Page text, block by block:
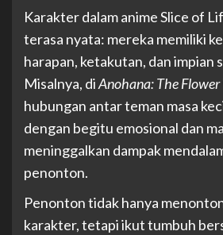
Karakter dalam anime Slice of
terasa nyata: mereka memiliki
harapan, ketakutan, dan impian
Misalnya, diAnohana: The
hubungan antar teman masa
dengan begitu emosional dan
meninggalkan dampak
penonton.
Penonton tidak hanya
karakter, tetapi ikut tumbuh